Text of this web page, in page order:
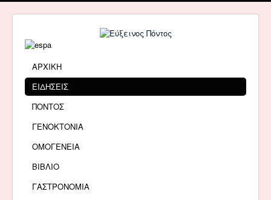
ΑΡΧΙΚΗ
ΕΙΔΗΣΕΙΣ
ΠΟΝΤΟΣ
ΓΕΝΟΚΤΟΝΙΑ
ΟΜΟΓΕΝΕΙΑ
ΒΙΒΛΙΟ
ΓΑΣΤΡΟΝΟΜΙΑ